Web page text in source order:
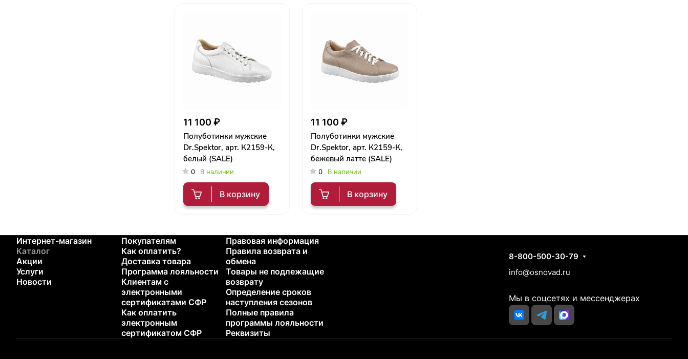
11 100 ₽
Полуботинки мужские
Dr.Spektor, арт. К2159-К,
белый (SALE)
0 В наличии
В корзину
11 100 ₽
Полуботинки мужские
Dr.Spektor, арт. К2159-К,
бежевый латте (SALE)
0 В наличии
В корзину
Интернет-магазин
Каталог
Акции
Услуги
Новости
Покупателям
Как оплатить?
Доставка товара
Программа лояльности
Клиентам с
электронными
сертификатами СФР
Как оплатить
электронным
сертификатом СФР
Правовая информация
Правила возврата и
обмена
Товары не подлежащие
возврату
Определение сроков
наступления сезонов
Полные правила
программы лояльности
Реквизиты
8-800-500-30-79
info@osnovad.ru
Мы в соцсетях и мессенджерах